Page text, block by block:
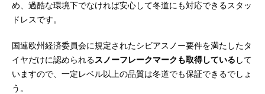
め、過酷な環境下でなければ安心して冬道にも対応できるスタッ
ドレスです。
国連欧州経済委員会に規定されたシビアスノー要件を満たしたタ
イヤだけに認められるスノーフレークマークも取得している して
いますので、一定レベル以上の品質は冬道でも保証できるでしょ
う。